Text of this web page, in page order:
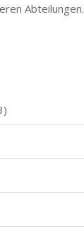
Abteilungen.